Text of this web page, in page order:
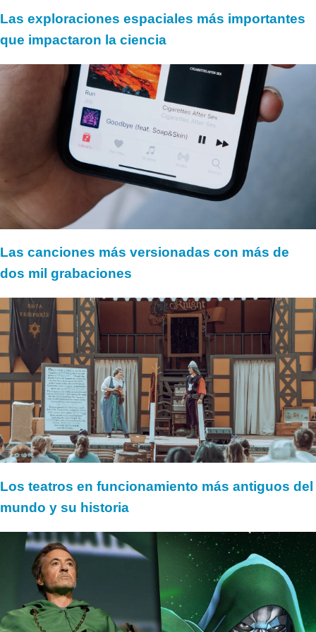
Las exploraciones espaciales más importantes
que impactaron la ciencia
Las canciones más versionadas con más de
dos mil grabaciones
Los teatros en funcionamiento más antiguos del
mundo y su historia